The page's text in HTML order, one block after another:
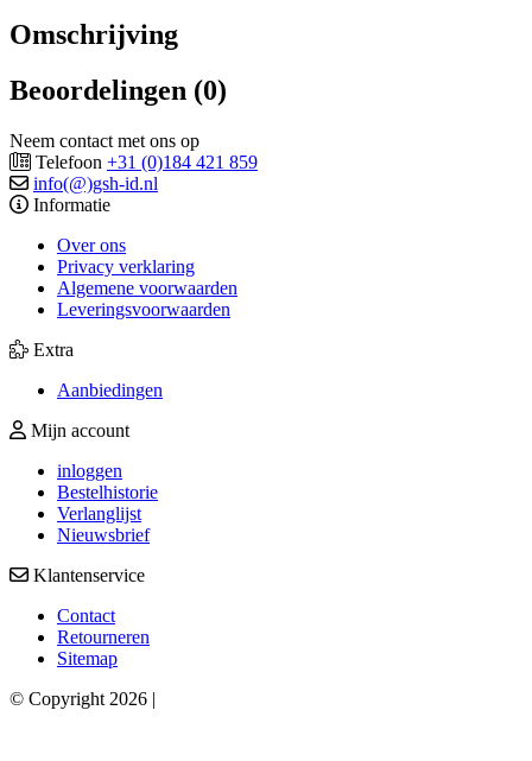
Omschrijving
Beoordelingen (0)
Neem contact met ons op
Telefoon +31 (0)184 421 859
info(@)gsh-id.nl
Informatie
Over ons
Privacy verklaring
Algemene voorwaarden
Leveringsvoorwaarden
Extra
Aanbiedingen
Mijn account
inloggen
Bestelhistorie
Verlanglijst
Nieuwsbrief
Klantenservice
Contact
Retourneren
Sitemap
© Copyright 2026 |